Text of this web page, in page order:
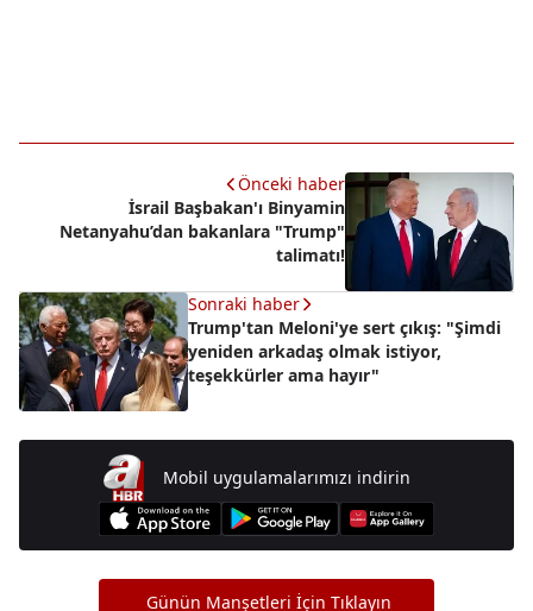
Önceki haber
İsrail Başbakan'ı Binyamin
Netanyahu’dan bakanlara "Trump"
talimatı!
Sonraki haber
Trump'tan Meloni'ye sert çıkış: "Şimdi
yeniden arkadaş olmak istiyor,
teşekkürler ama hayır"
Mobil uygulamalarımızı indirin
Günün Manşetleri İçin Tıklayın